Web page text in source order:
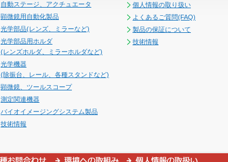
自動ステージ、アクチュエータ
顕微鏡用自動化製品
光学部品(レンズ、ミラーなど)
光学部品用ホルダ
(レンズホルダ、ミラーホルダなど)
光学機器
(除振台、レール、各種スタンドなど)
顕微鏡、ツールスコープ
測定関連機器
バイオイメージングシステム製品
技術情報
個人情報の取り扱い
よくあるご質問(FAQ)
製品の保証について
技術情報